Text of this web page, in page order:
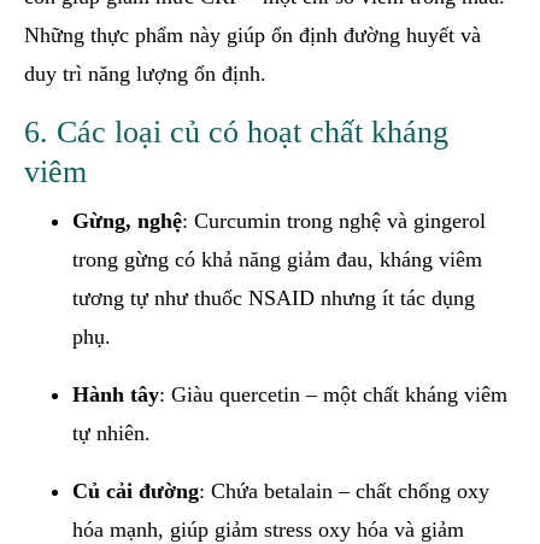
Những thực phẩm này giúp ổn định đường huyết và
duy trì năng lượng ổn định.
6. Các loại củ có hoạt chất kháng
viêm
Gừng, nghệ: Curcumin trong nghệ và gingerol
trong gừng có khả năng giảm đau, kháng viêm
tương tự như thuốc NSAID nhưng ít tác dụng
phụ.
Hành tây: Giàu quercetin – một chất kháng viêm
tự nhiên.
Củ cải đường: Chứa betalain – chất chống oxy
hóa mạnh, giúp giảm stress oxy hóa và giảm